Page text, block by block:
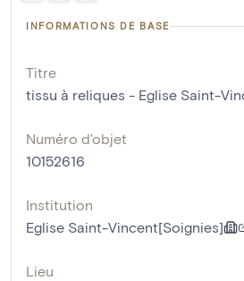
INFORMATIONS DE BASE
Titre
tissu à reliques - Eglise Saint-
Numéro d'objet
10152616
Institution
Eglise Saint-Vincent[Soignies]
Lieu